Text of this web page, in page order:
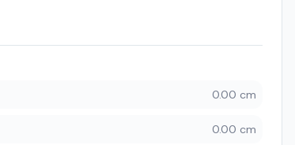
0.00 cm
0.00 cm